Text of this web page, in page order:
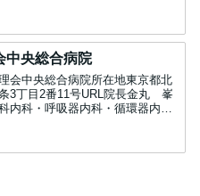
（内視鏡） ●肝臓・胆のう・
科 ●...
中央総合病院
会中央総合病院所在地東京都北
3丁目2番11号URL院長金丸 峯
内科・呼吸器内科・循環器内
門外科・乳腺外科 ・心臓血管外